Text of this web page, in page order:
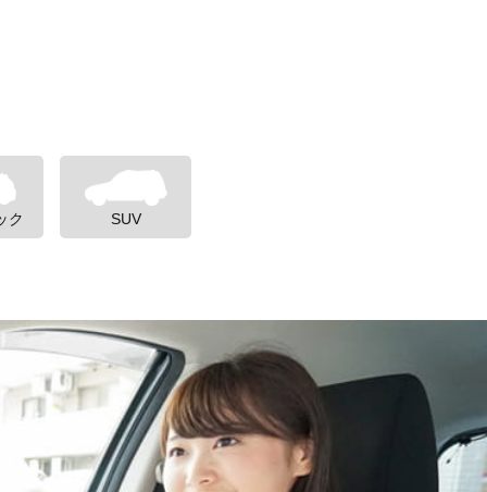
ク SUV